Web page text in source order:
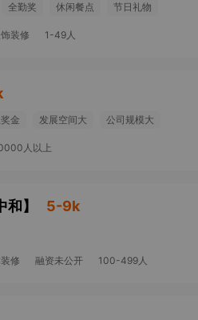
全勤奖 休闲餐点 节日礼物
装修 1-49人
金 发展空间大 公司规模大
人以上
和】 5-9k
修 融资未公开 100-499人